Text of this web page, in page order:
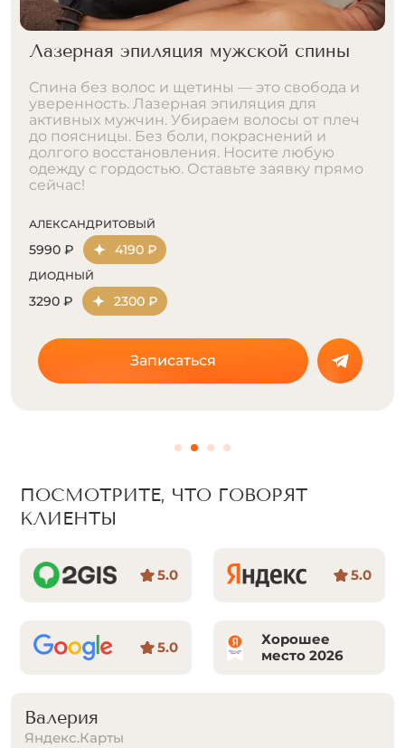
Лазерная эпиляция поясницы
Идеальная гладкость для поясницы.
Эпиляция лазером — решение для тех, кто
устал от волос и постоянного бритья.
Результат сохраняется месяцами. Подходит
для большинства типов кожи и волос.
Комфортно, безопасно, эффективно.
Записаться
ПОСМОТРИТЕ, ЧТО ГОВОРЯТ
КЛИЕНТЫ
5.0 5.0
5.0
Хорошее
место 2026
Татьяна Хайрутдинова
Яндекс.Карты